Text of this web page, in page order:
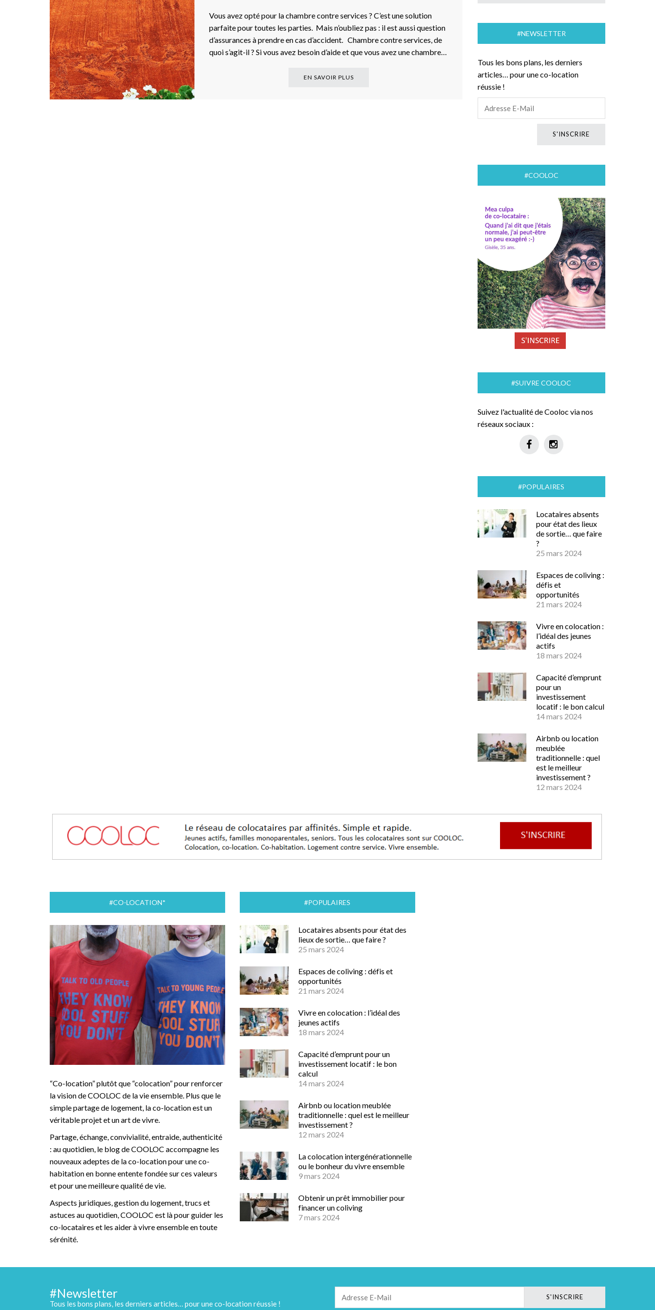
Vous avez opté pour la chambre contre services ? C’est une solution
parfaite pour toutes les parties. Mais n’oubliez pas : il est aussi question
d’assurances à prendre en cas d’accident. Chambre contre services, de
quoi s’agit-il ? Si vous avez besoin d’aide et que vous avez une chambre…
EN SAVOIR PLUS
#NEWSLETTER
Tous les bons plans, les derniers
articles… pour une co-location
réussie !
#COOLOC
#SUIVRE COOLOC
Suivez l'actualité de Cooloc via nos
réseaux sociaux :
#POPULAIRES
Locataires absents
pour état des lieux
de sortie… que faire
?
25 mars 2024
Espaces de coliving :
défis et
opportunités
21 mars 2024
Vivre en colocation :
l’idéal des jeunes
actifs
18 mars 2024
Capacité d’emprunt
pour un
investissement
locatif : le bon calcul
14 mars 2024
Airbnb ou location
meublée
traditionnelle : quel
est le meilleur
investissement ?
12 mars 2024
#CO-LOCATION*
“Co-location” plutôt que “colocation” pour renforcer
la vision de COOLOC de la vie ensemble. Plus que le
simple partage de logement, la co-location est un
véritable projet et un art de vivre.
Partage, échange, convivialité, entraide, authenticité
: au quotidien, le blog de COOLOC accompagne les
nouveaux adeptes de la co-location pour une co-
habitation en bonne entente fondée sur ces valeurs
et pour une meilleure qualité de vie.
Aspects juridiques, gestion du logement, trucs et
astuces au quotidien, COOLOC est là pour guider les
co-locataires et les aider à vivre ensemble en toute
sérénité.
#POPULAIRES
Locataires absents pour état des
lieux de sortie… que faire ?
25 mars 2024
Espaces de coliving : défis et
opportunités
21 mars 2024
Vivre en colocation : l’idéal des
jeunes actifs
18 mars 2024
Capacité d’emprunt pour un
investissement locatif : le bon
calcul
14 mars 2024
Airbnb ou location meublée
traditionnelle : quel est le meilleur
investissement ?
12 mars 2024
La colocation intergénérationnelle
ou le bonheur du vivre ensemble
9 mars 2024
Obtenir un prêt immobilier pour
financer un coliving
7 mars 2024
#Newsletter
Tous les bons plans, les derniers articles… pour une co-location réussie !